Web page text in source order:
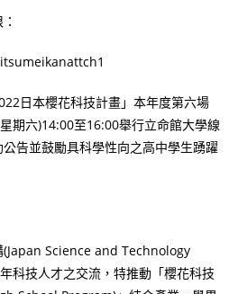
日本櫻花科技計畫」本年度第六場
期六)14:00至16:00舉行立命館大學線
公告並鼓勵具科學性向之高中學生踴躍
(Japan Science and Technology
科技人才之交流，特推動「櫻花科技